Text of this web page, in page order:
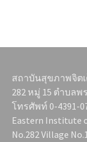
สถาบันสุขภาพจิต
282 หมู่ 15 ตำบล
โทรศัพท์ 0-4391-
Eastern Institute
No.282 Village